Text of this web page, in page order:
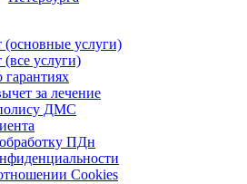
(основные услуги)
услуги)
за лечение
ДМС
ПДн
Cookies